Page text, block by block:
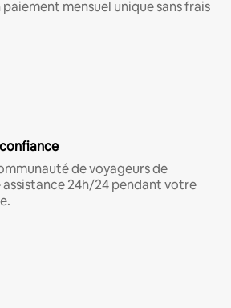
mensuel unique sans frais
de voyageurs de
24h/24 pendant votre